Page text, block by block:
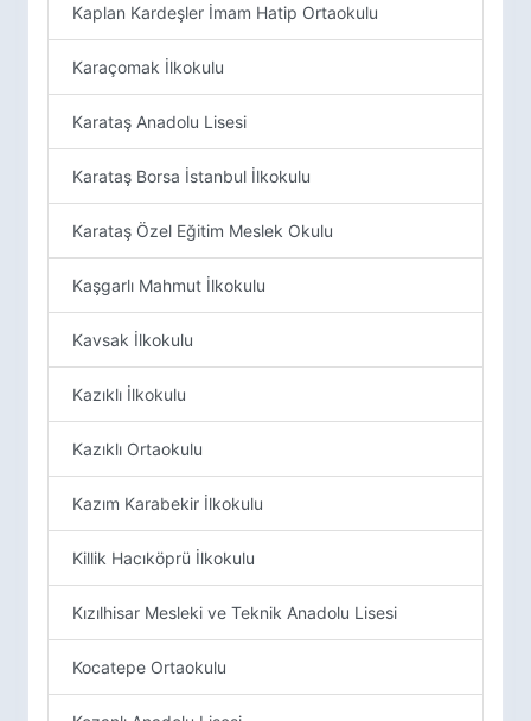
Kaplan Kardeşler İmam Hatip Ortaokulu
Karaçomak İlkokulu
Karataş Anadolu Lisesi
Karataş Borsa İstanbul İlkokulu
Karataş Özel Eğitim Meslek Okulu
Kaşgarlı Mahmut İlkokulu
Kavsak İlkokulu
Kazıklı İlkokulu
Kazıklı Ortaokulu
Kazım Karabekir İlkokulu
Killik Hacıköprü İlkokulu
Kızılhisar Mesleki ve Teknik Anadolu Lisesi
Kocatepe Ortaokulu